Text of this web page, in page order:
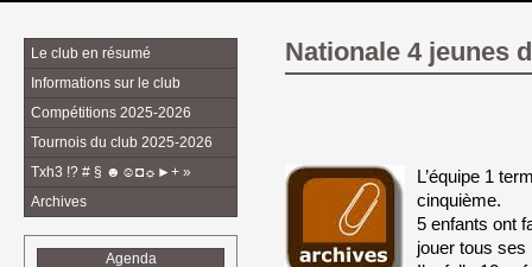
Nationale 4 jeunes
L’équipe 1
cinquième.
5 enfants ont
jouer tous
Le club en résumé
Informations sur le club
Compétitions 2025-2026
Tournois du club 2025-2026
Txh3 !? # § ☻☺◘☼►+ »
Archives
Agenda